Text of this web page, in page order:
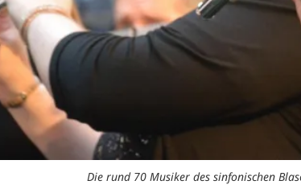
Die rund 70 Musiker des sinfonischen